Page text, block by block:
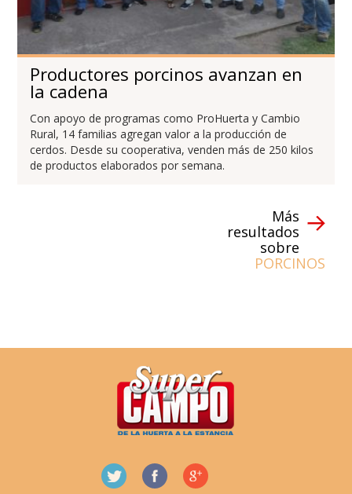
Productores porcinos avanzan en
la cadena
Con apoyo de programas como ProHuerta y Cambio
Rural, 14 familias agregan valor a la producción de
cerdos. Desde su cooperativa, venden más de 250 kilos
de productos elaborados por semana.
Más
resultados
sobre
PORCINOS